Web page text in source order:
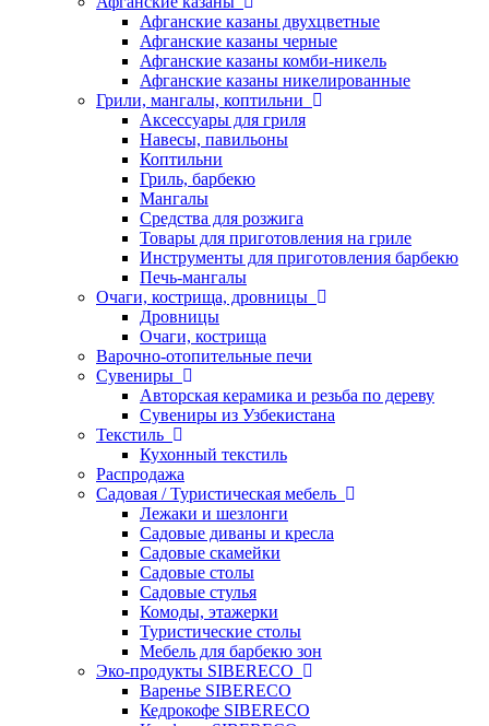
Афганские казаны двухцветные
Афганские казаны черные
Афганские казаны комби-никель
Афганские казаны никелированные
Грили, мангалы, коптильни
Аксессуары для гриля
Навесы, павильоны
Коптильни
Гриль, барбекю
Мангалы
Средства для розжига
Товары для приготовления на гриле
Инструменты для приготовления барбекю
Печь-мангалы
Очаги, кострища, дровницы
Дровницы
Очаги, кострища
Варочно-отопительные печи
Сувениры
Авторская керамика и резьба по дереву
Сувениры из Узбекистана
Текстиль
Кухонный текстиль
Распродажа
Садовая / Туристическая мебель
Лежаки и шезлонги
Садовые диваны и кресла
Садовые скамейки
Садовые столы
Садовые стулья
Комоды, этажерки
Туристические столы
Мебель для барбекю зон
Эко-продукты SIBERECO
Варенье SIBERECO
Кедрокофе SIBERECO